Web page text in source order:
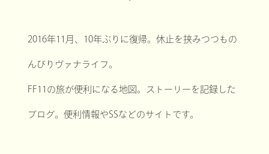
2016年11月、10年ぶりに復帰。休止を挟みつつもの
んびりヴァナライフ。
FF11の旅が便利になる地図。ストーリーを記録した
ブログ。便利情報やSSなどのサイトです。